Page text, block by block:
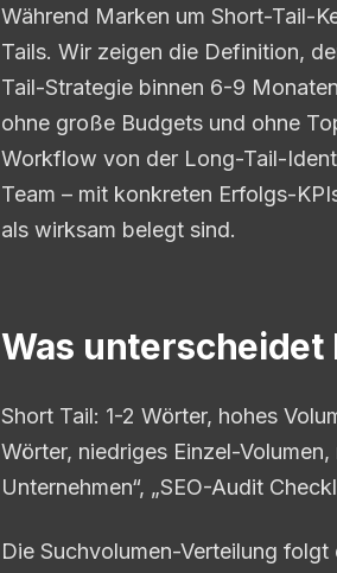
Während Marken um Short-Tail-
Tails. Wir zeigen die Definition,
Tail-Strategie binnen 6-9
ohne große Budgets und ohne
Workflow von der Long-Tail-
Team – mit konkreten Erfolgs-
als wirksam belegt sind.
Was unterscheidet
Short Tail: 1-2 Wörter, hohes
Wörter, niedriges Einzel-
Unternehmen“, „SEO-Audit
Die Suchvolumen-Verteilung